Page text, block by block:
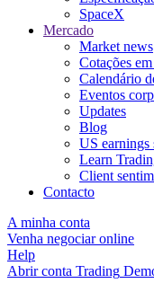
SpaceX
Mercado
Market news
Cotações
Calendário
Eventos
Updates
Blog
US earnings
Learn
Client
Contacto
A minha conta
Venha negociar online
Help
Abrir conta Trading